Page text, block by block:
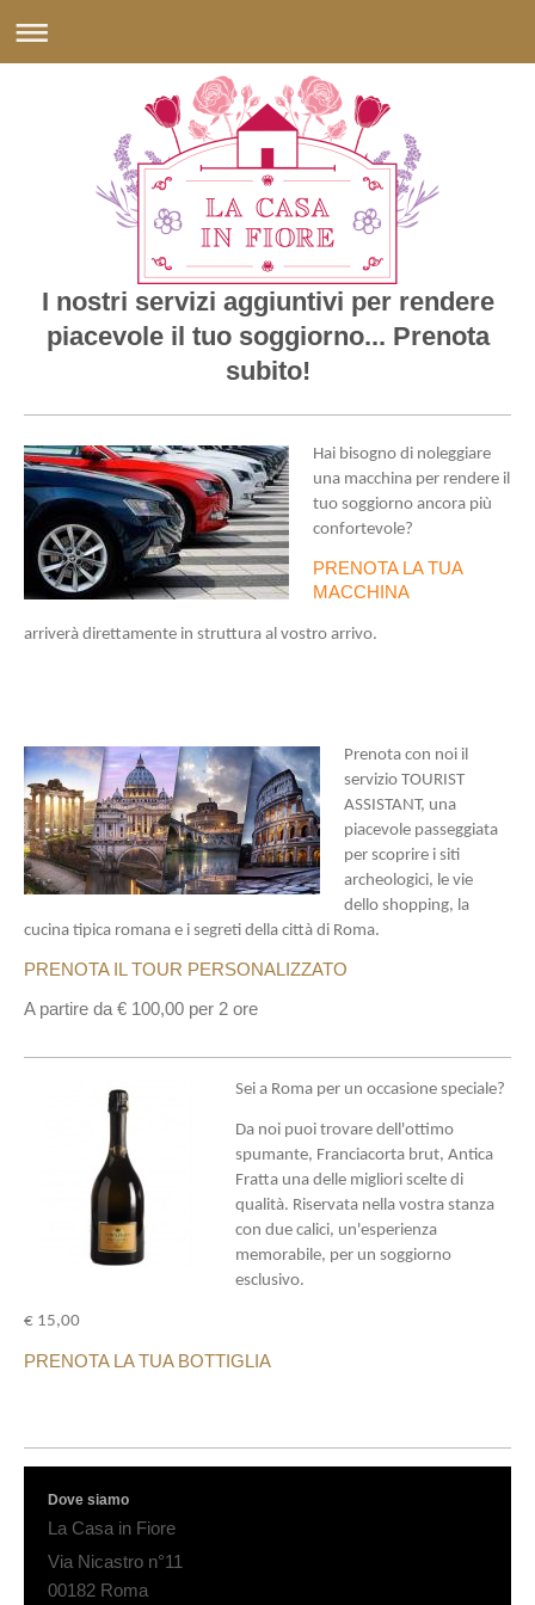
I nostri servizi aggiuntivi per rendere
piacevole il tuo soggiorno... Prenota
subito!
Hai bisogno di noleggiare
una macchina per rendere il
tuo soggiorno ancora più
confortevole?
PRENOTA LA TUA
MACCHINA
arriverà direttamente in struttura al vostro arrivo.
Prenota con noi il
servizio TOURIST
ASSISTANT, una
piacevole passeggiata
per scoprire i siti
archeologici, le vie
dello shopping, la
cucina tipica romana e i segreti della città di Roma.
PRENOTA IL TOUR PERSONALIZZATO
A partire da € 100,00 per 2 ore
Sei a Roma per un occasione speciale?
Da noi puoi trovare dell'ottimo
spumante, Franciacorta brut, Antica
Fratta una delle migliori scelte di
qualità. Riservata nella vostra stanza
con due calici, un'esperienza
memorabile, per un soggiorno
esclusivo.
€ 15,00
PRENOTA LA TUA BOTTIGLIA
Dove siamo
La Casa in Fiore
Via Nicastro n°11
00182 Roma